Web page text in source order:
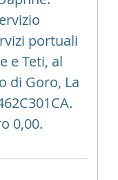
portuali
e Teti, al
di Goro, La
0,00.